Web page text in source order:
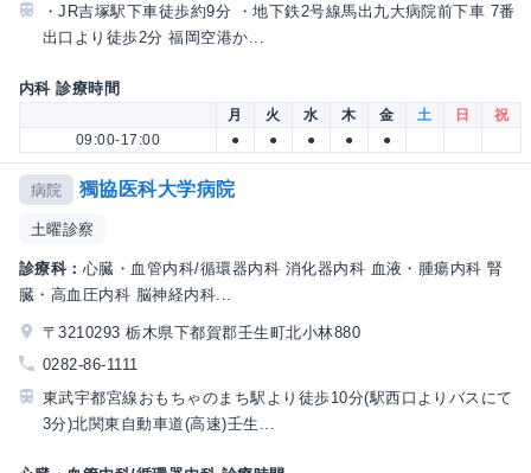
・JR吉塚駅下車徒歩約9分 ・地下鉄2号線馬出九大病院前下車 7番
出口より徒歩2分 福岡空港か...
内科 診療時間
月 火 水 木 金 土 日
祝
09:00-17:00
● ● ● ● ●
病院 獨協医科大学病院
土曜診察
診療科： 心臓・血管内科/循環器内科 消化器内科 血液・腫瘍内科 腎
臓・高血圧内科 脳神経内科...
〒3210293 栃木県下都賀郡壬生町北小林880
0282-86-1111
東武宇都宮線おもちゃのまち駅より徒歩10分(駅西口よりバスにて
3分)北関東自動車道(高速)壬生...